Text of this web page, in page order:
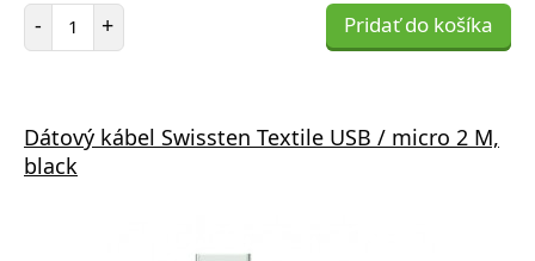
- Počet položiek
+ Pridať do košíka
Dátový kábel Swissten Textile USB / micro 2 M,
black